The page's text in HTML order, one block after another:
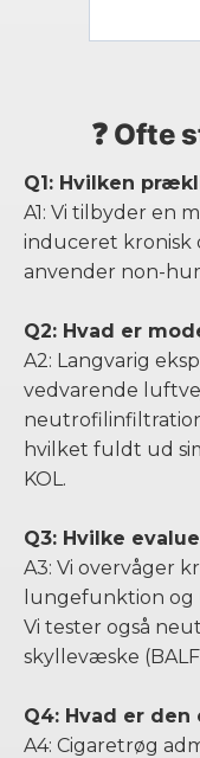
❓ Ofte
Q1: Hvilken
A1: Vi tilbyder en
induceret kronisk
anvender non-
Q2: Hvad er
A2: Langvarig
vedvarende
hvilket fuldt ud
KOL.
Q3: Hvilke
A3: Vi overvåger
lungefunktion og
Vi tester også
skyllevæske
Q4: Hvad er
A4: Cigaretrøg